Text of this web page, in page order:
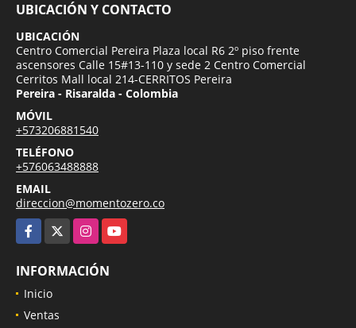
UBICACIÓN Y CONTACTO
UBICACIÓN
Centro Comercial Pereira Plaza local R6 2º piso frente
ascensores Calle 15#13-110 y sede 2 Centro Comercial
Cerritos Mall local 214-CERRITOS Pereira
Pereira - Risaralda - Colombia
MÓVIL
+573206881540
TELÉFONO
+576063488888
EMAIL
direccion@momentozero.co
Facebook
InstagramYouTube
INFORMACIÓN
Inicio
Ventas